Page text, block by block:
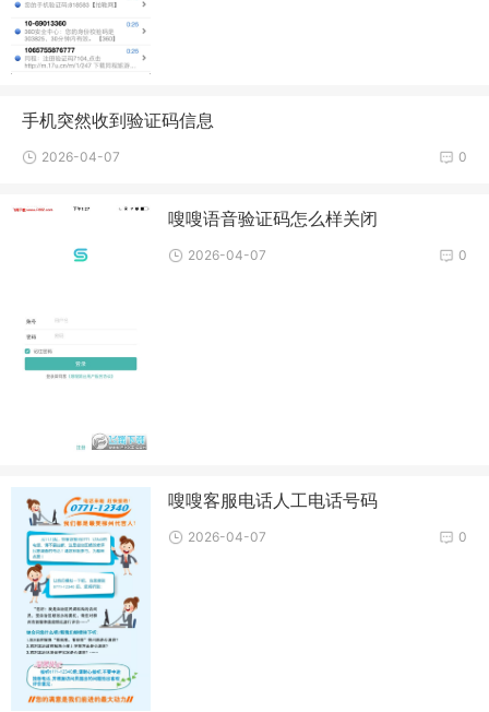
手机突然收到验证码信息
0
2026-04-07
嗖嗖语音验证码怎么样关闭
0
2026-04-07
嗖嗖客服电话人工电话号码
0
2026-04-07